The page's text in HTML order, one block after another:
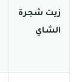
زيت شجرة
الشاي